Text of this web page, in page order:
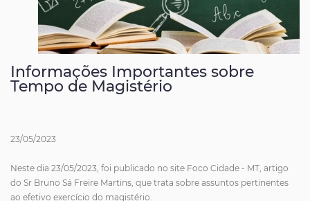
Informações Importantes sobre
Tempo de Magistério
23/05/2023
Neste dia 23/05/2023, foi publicado no site Foco Cidade - MT, artigo
do Sr Bruno Sá Freire Martins, que trata sobre assuntos pertinentes
ao efetivo exercício do magistério.